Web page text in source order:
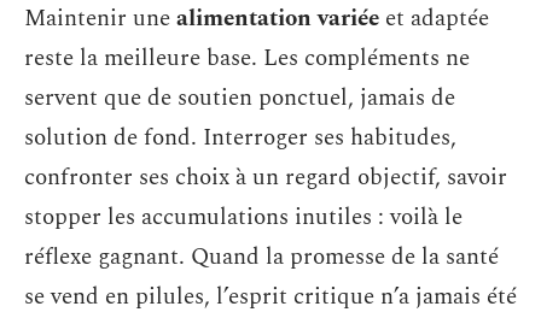
Maintenir unealimentation variée et adaptée
reste la meilleure base. Les compléments ne
servent que de soutien ponctuel, jamais de
solution de fond. Interroger ses habitudes,
confronter ses choix à un regard objectif, savoir
stopper les accumulations inutiles : voilà le
réflexe gagnant. Quand la promesse de la santé
se vend en pilules, l’esprit critique n’a jamais été